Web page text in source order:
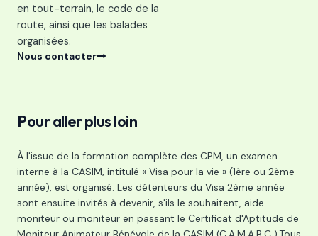
en tout-terrain, le code de la
route, ainsi que les balades
organisées.
Nous contacter
Pour aller plus loin
À l'issue de la formation complète des CPM, un examen
interne à la CASIM, intitulé « Visa pour la vie » (1ère ou 2ème
année), est organisé. Les détenteurs du Visa 2ème année
sont ensuite invités à devenir, s'ils le souhaitent, aide-
moniteur ou moniteur en passant le Certificat d'Aptitude de